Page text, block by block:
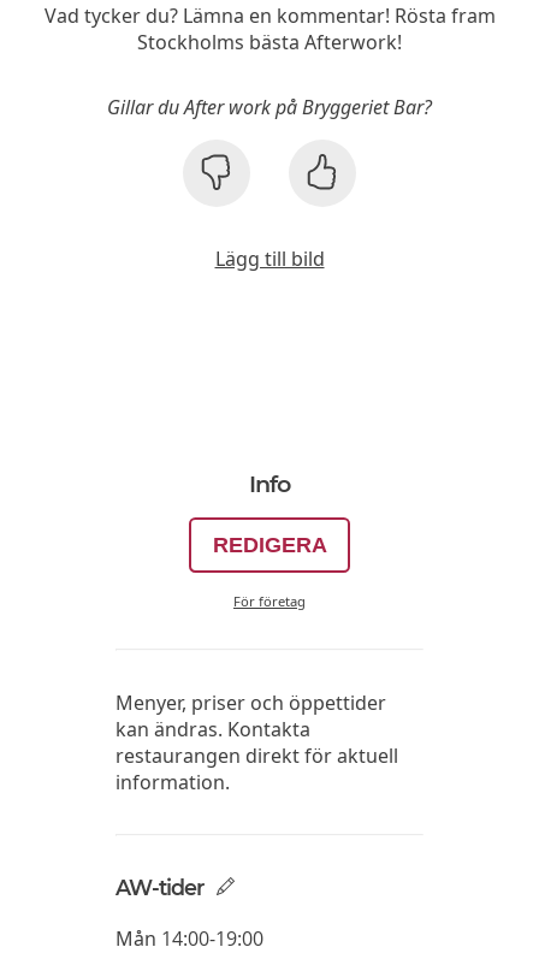
Vad tycker du? Lämna en kommentar! Rösta fram
Stockholms bästa Afterwork!
Gillar du After work på Bryggeriet Bar?
Lägg till bild
Info
REDIGERA
För företag
Menyer, priser och öppettider
kan ändras. Kontakta
restaurangen direkt för aktuell
information.
AW-tider
Mån 14:00-19:00